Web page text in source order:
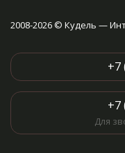
2008-2026 © Кудель —
+7
+7
Для